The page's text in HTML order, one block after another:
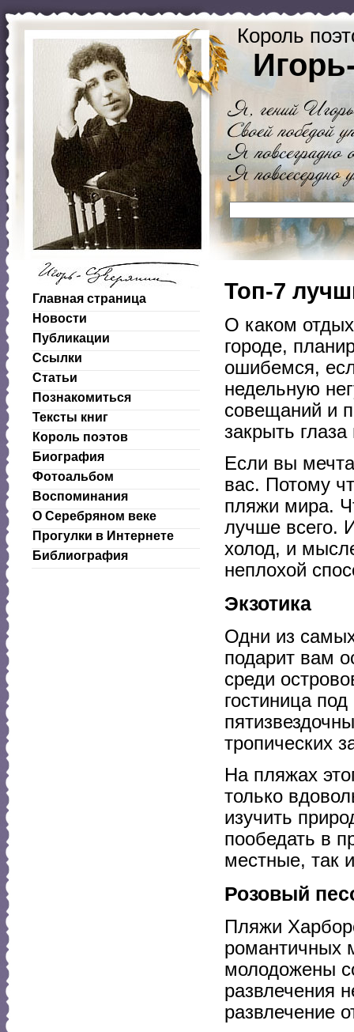
Король
Главная страница
Новости
Публикации
Ссылки
Статьи
Познакомиться
Тексты книг
Король поэтов
Биография
Фотоальбом
Воспоминания
О Серебряном веке
Прогулки в Интернете
Библиография
Топ-7
О каком
городе,
ошибемся,
недельную
совещаний и
закрыть
Если вы
вас. Потому
пляжи мира.
лучше всего.
холод, и
неплохой
Экзотика
Одни из
подарит вам
среди
гостиница
тропических
На пляжах
только
изучить
пообедать в
местные, так
Розовый
Пляжи
романтичных
молодожены
развлечения
развлечение